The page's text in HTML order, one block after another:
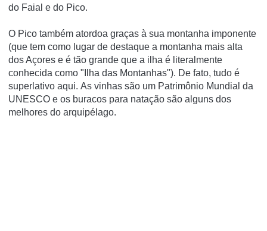
do Faial e do Pico.
O Pico também atordoa graças à sua montanha imponente
(que tem como lugar de destaque a montanha mais alta
dos Açores e é tão grande que a ilha é literalmente
conhecida como "Ilha das Montanhas"). De fato, tudo é
superlativo aqui. As vinhas são um Patrimônio Mundial da
UNESCO e os buracos para natação são alguns dos
melhores do arquipélago.